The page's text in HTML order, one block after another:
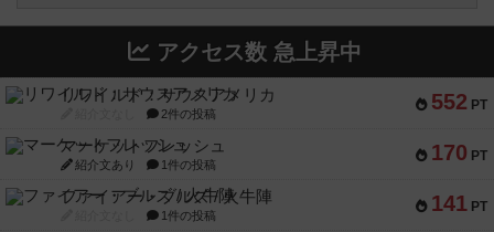
アクセス数 急上昇中
552 PT
リワイルド：サウスアメリカ
2件の投稿
170 PT
マーケットフレッシュ
紹介文あり 1件の投稿
141 PT
ファイアー・ブルズ / 火牛陣
1件の投稿